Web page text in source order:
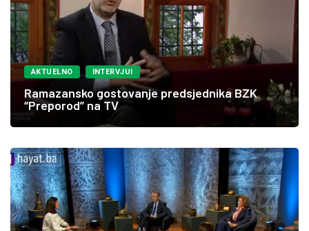
AKTUELNO INTERVJUI
Ramazansko gostovanje predsjednika BZK
“Preporod” na TV